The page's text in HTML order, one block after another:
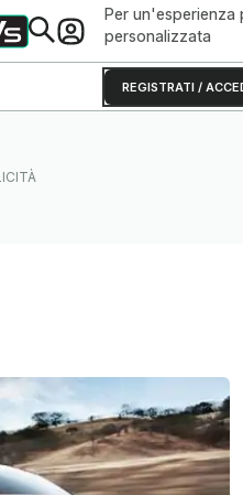
Per un'esperienza
personalizzata
REGISTRATI /